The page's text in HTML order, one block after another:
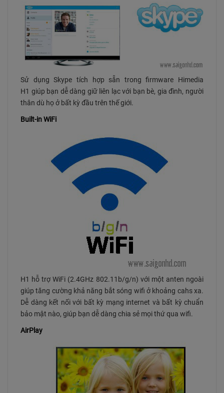
Sử dụng Skype tích hợp sẵn trong firmware Himedia
H1 giúp bạn dễ dàng giữ liên lạc với bạn bè, gia đình, người
thân dù họ ở bất kỳ đầu trên thế giới.
Built-in WiFi
H1 hỗ trợ WiFi (2.4GHz 802.11b/g/n) với một anten ngoài
giúp tăng cường khả năng bắt sóng wifi ở khoảng cahs xa.
Dễ dàng kết nối với bất kỳ mạng internet và bất kỳ chuẩn
bảo mật nào, giúp bạn dễ dàng chia sẻ mọi thứ qua wifi.
AirPlay